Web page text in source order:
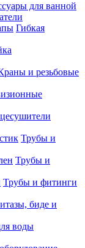
для ванной
Гибкая
и резьбовые
Трубы и
Трубы и
Трубы и фитинги
биде и
воды